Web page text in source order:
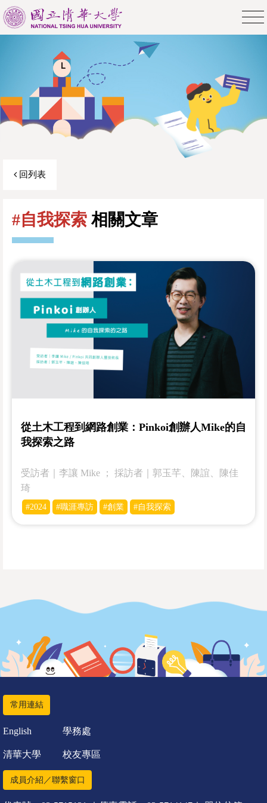
回列表
#自我探索 相關文章
從土木工程到網路創業：Pinkoi創辦人Mike的自
我探索之路
受訪者｜李讓 Mike ； 採訪者｜郭玉芊、陳誼、陳佳
琦
#2024 #職涯專訪 #創業 #自我探索
常用連結
English 學務處
清華大學 校友專區
成員介紹／聯繫窗口